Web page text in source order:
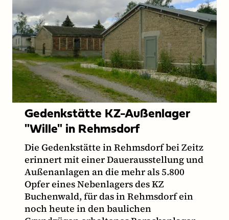
Gedenkstätte KZ-Außenlager
"Wille" in Rehmsdorf
Die Gedenkstätte in Rehmsdorf bei Zeitz
erinnert mit einer Dauerausstellung und
Außenanlagen an die mehr als 5.800
Opfer eines Nebenlagers des KZ
Buchenwald, für das in Rehmsdorf ein
noch heute in den baulichen